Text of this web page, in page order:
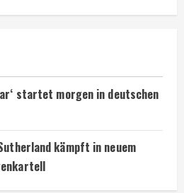
startet morgen in deutschen
kämpft in neuem